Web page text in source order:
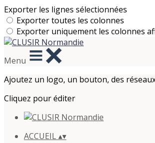
Exporter les lignes sélectionnées
Exporter toutes les colonnes
Exporter uniquement les colonnes
Menu
Ajoutez un logo, un bouton, des
Cliquez pour éditer
ACCUEIL▴▾